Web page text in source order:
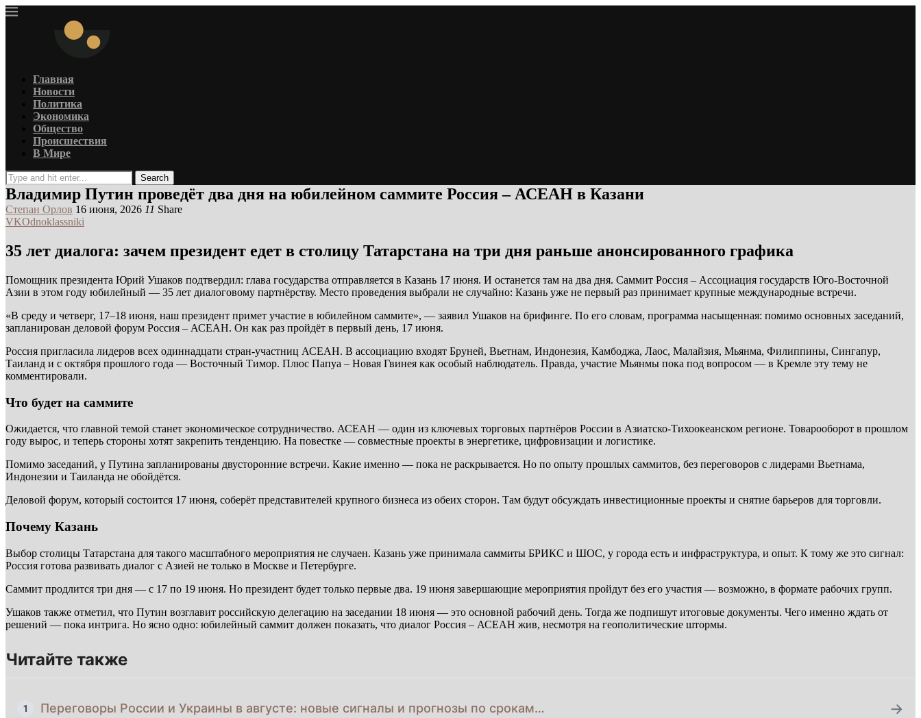
Главная
Новости
Политика
Экономика
Общество
Происшествия
В Мире
Search
Владимир Путин проведёт два дня на юбилейном саммите Россия – АСЕАН в Казани
Степан Орлов 16 июня, 2026 11 Share
VKOdnoklassniki
35 лет диалога: зачем президент едет в столицу Татарстана на три дня раньше анонсированного графика
Помощник президента Юрий Ушаков подтвердил: глава государства отправляется в Казань 17 июня. И останется там на два дня. Саммит Россия – Ассоциация государств Юго-Восточной
Азии в этом году юбилейный — 35 лет диалоговому партнёрству. Место проведения выбрали не случайно: Казань уже не первый раз принимает крупные международные встречи.
«В среду и четверг, 17–18 июня, наш президент примет участие в юбилейном саммите», — заявил Ушаков на брифинге. По его словам, программа насыщенная: помимо основных заседаний,
запланирован деловой форум Россия – АСЕАН. Он как раз пройдёт в первый день, 17 июня.
Россия пригласила лидеров всех одиннадцати стран-участниц АСЕАН. В ассоциацию входят Бруней, Вьетнам, Индонезия, Камбоджа, Лаос, Малайзия, Мьянма, Филиппины, Сингапур,
Таиланд и с октября прошлого года — Восточный Тимор. Плюс Папуа – Новая Гвинея как особый наблюдатель. Правда, участие Мьянмы пока под вопросом — в Кремле эту тему не
комментировали.
Что будет на саммите
Ожидается, что главной темой станет экономическое сотрудничество. АСЕАН — один из ключевых торговых партнёров России в Азиатско-Тихоокеанском регионе. Товарооборот в прошлом
году вырос, и теперь стороны хотят закрепить тенденцию. На повестке — совместные проекты в энергетике, цифровизации и логистике.
Помимо заседаний, у Путина запланированы двусторонние встречи. Какие именно — пока не раскрывается. Но по опыту прошлых саммитов, без переговоров с лидерами Вьетнама,
Индонезии и Таиланда не обойдётся.
Деловой форум, который состоится 17 июня, соберёт представителей крупного бизнеса из обеих сторон. Там будут обсуждать инвестиционные проекты и снятие барьеров для торговли.
Почему Казань
Выбор столицы Татарстана для такого масштабного мероприятия не случаен. Казань уже принимала саммиты БРИКС и ШОС, у города есть и инфраструктура, и опыт. К тому же это сигнал:
Россия готова развивать диалог с Азией не только в Москве и Петербурге.
Саммит продлится три дня — с 17 по 19 июня. Но президент будет только первые два. 19 июня завершающие мероприятия пройдут без его участия — возможно, в формате рабочих групп.
Ушаков также отметил, что Путин возглавит российскую делегацию на заседании 18 июня — это основной рабочий день. Тогда же подпишут итоговые документы. Чего именно ждать от
решений — пока интрига. Но ясно одно: юбилейный саммит должен показать, что диалог Россия – АСЕАН жив, несмотря на геополитические штормы.
Читайте также
1 Переговоры России и Украины в августе: новые сигналы и прогнозы по срокам… →